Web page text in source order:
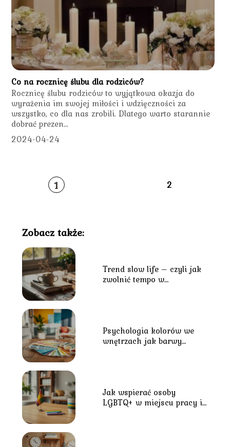
Co na rocznicę ślubu dla rodziców?
Rocznicę ślubu rodziców to wyjątkowa okazja do
wyrażenia im swojej miłości i wdzięczności za
wszystko, co dla nas zrobili. Dlatego warto starannie
dobrać prezen...
2024-04-24
1 2
Zobacz także:
Trend slow life – czyli jak
zwolnić tempo w
Psychologia kolorów we
wnętrzach jak barwy
Jak wspierać osoby
LGBTQ+ w miejscu pracy i